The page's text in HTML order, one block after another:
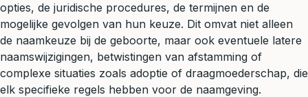
opties, de juridische procedures, de termijnen en de
mogelijke gevolgen van hun keuze. Dit omvat niet alleen
de naamkeuze bij de geboorte, maar ook eventuele latere
naamswijzigingen, betwistingen van afstamming of
complexe situaties zoals adoptie of draagmoederschap, die
elk specifieke regels hebben voor de naamgeving.